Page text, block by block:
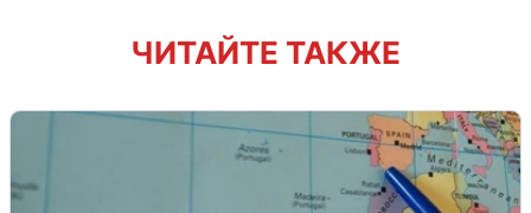
ЧИТАЙТЕ ТАКЖЕ